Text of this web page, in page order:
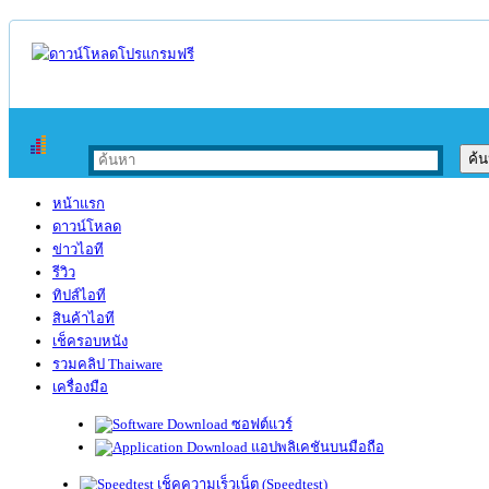
หน้าแรก
ดาวน์โหลด
ข่าวไอที
รีวิว
ทิปส์ไอที
สินค้าไอที
เช็ครอบหนัง
รวมคลิป Thaiware
เครื่องมือ
ซอฟต์แวร์
แอปพลิเคชันบนมือถือ
เช็คความเร็วเน็ต (Speedtest)